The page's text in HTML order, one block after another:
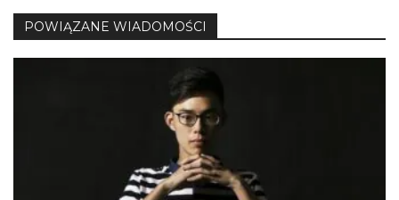
POWIĄZANE WIADOMOŚCI